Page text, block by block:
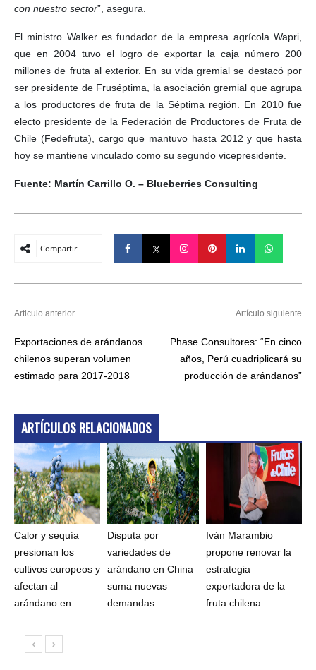
con nuestro sector”, asegura.
El ministro Walker es fundador de la empresa agrícola Wapri,
que en 2004 tuvo el logro de exportar la caja número 200
millones de fruta al exterior. En su vida gremial se destacó por
ser presidente de Fruséptima, la asociación gremial que agrupa
a los productores de fruta de la Séptima región. En 2010 fue
electo presidente de la Federación de Productores de Fruta de
Chile (Fedefruta), cargo que mantuvo hasta 2012 y que hasta
hoy se mantiene vinculado como su segundo vicepresidente.
Fuente: Martín Carrillo O. – Blueberries Consulting
Compartir
Articulo anterior
Exportaciones de arándanos
chilenos superan volumen
estimado para 2017-2018
Artículo siguiente
Phase Consultores: “En cinco
años, Perú cuadriplicará su
producción de arándanos”
ARTÍCULOS RELACIONADOS
Calor y sequía
presionan los
cultivos europeos y
afectan al
arándano en ...
Disputa por
variedades de
arándano en China
suma nuevas
demandas
Iván Marambio
propone renovar la
estrategia
exportadora de la
fruta chilena